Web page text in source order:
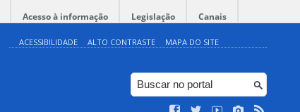
Acesso à informação Legislação Canais
ACESSIBILIDADE ALTO CONTRASTE MAPA DO SITE